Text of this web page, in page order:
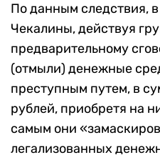
По данным следствия,
Чекалины, действуя
предварительному
(отмыли) денежные
преступным путем, в
рублей, приобретя на
самым они
легализованных